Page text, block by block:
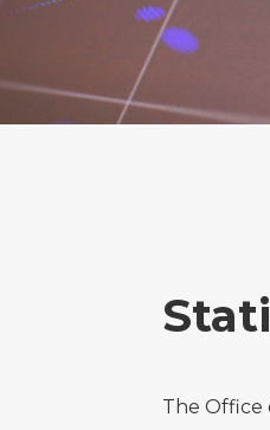
The Office